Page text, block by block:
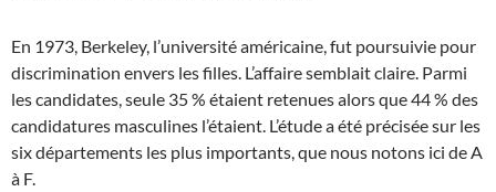
En 1973, Berkeley, l’université américaine, fut poursuivie pour
discrimination envers les filles. L’affaire semblait claire. Parmi
les candidates, seule 35 % étaient retenues alors que 44 % des
candidatures masculines l’étaient. L’étude a été précisée sur les
six départements les plus importants, que nous notons ici de A
à F.